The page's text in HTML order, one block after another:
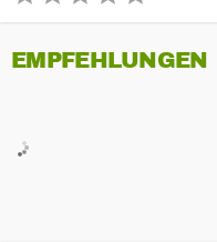
EMPFEHLUNGEN